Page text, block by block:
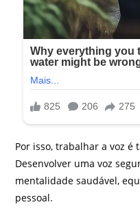
Por isso, trabalhar a voz
Desenvolver uma voz
mentalidade saudável,
pessoal.